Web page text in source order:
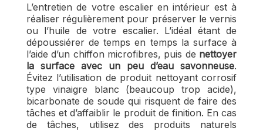
L’entretien de votre escalier en intérieur est à
réaliser régulièrement pour préserver le vernis
ou l’huile de votre escalier. L’idéal étant de
dépoussiérer de temps en temps la surface à
l’aide d’un chiffon microfibres, puis de nettoyer
la surface avec un peu d’eau savonneuse.
Évitez l’utilisation de produit nettoyant corrosif
type vinaigre blanc (beaucoup trop acide),
bicarbonate de soude qui risquent de faire des
tâches et d’affaiblir le produit de finition. En cas
de tâches, utilisez des produits naturels